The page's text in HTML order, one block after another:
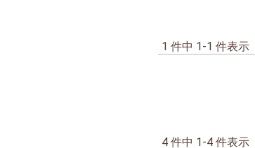
1 件中 1-1 件表示
4 件中 1-4 件表示